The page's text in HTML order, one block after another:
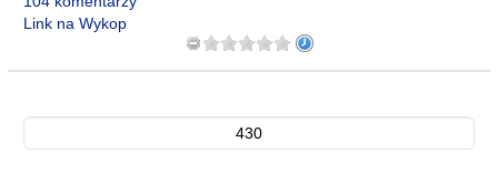
Link na Wykop
430